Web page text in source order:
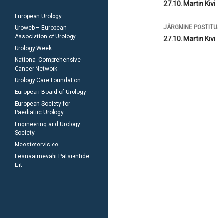
töölaud
27.10. Martin Kivi
JÄRGMINE
27.10. Martin Kivi
European Urology
Uroweb – European
Association of Urology
Urology Week
National Comprehensive
Cancer Network
Urology Care Foundation
European Board of Urology
European Society for
Paediatric Urology
Engineering and Urology
Society
Meestetervis.ee
Eesnäärmevähi Patsientide
Liit